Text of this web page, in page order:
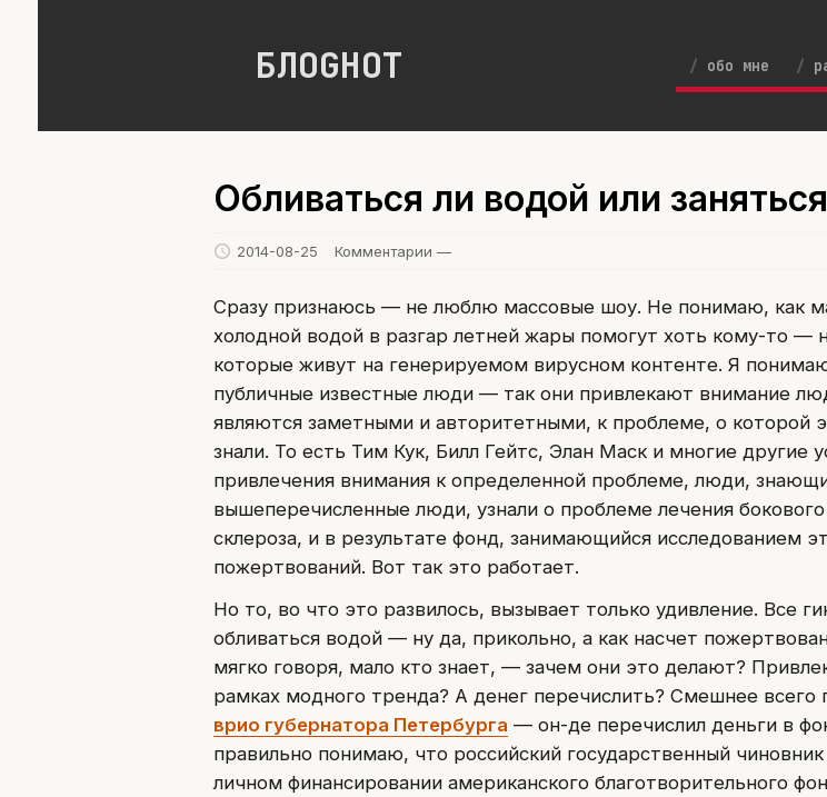
БЛОGНОТ обо мне
Обливаться ли водой или
2014-08-25 Комментарии —
Сразу признаюсь — не люблю массовые шоу. Не понимаю, как
холодной водой в разгар летней жары помогут хоть кому-то —
которые живут на генерируемом вирусном контенте. Я
публичные известные люди — так они привлекают внимание
являются заметными и авторитетными, к проблеме, о которой
знали. То есть Тим Кук, Билл Гейтс, Элан Маск и многие другие
привлечения внимания к определенной проблеме, люди,
вышеперечисленные люди, узнали о проблеме лечения
склероза, и в результате фонд, занимающийся исследованием
пожертвований. Вот так это работает.
Но то, во что это развилось, вызывает только удивление. Все
обливаться водой — ну да, прикольно, а как насчет
мягко говоря, мало кто знает, — зачем они это делают?
рамках модного тренда? А денег перечислить? Смешнее всего
врио губернатора Петербурга — он-де перечислил деньги в
правильно понимаю, что российский государственный
личном финансировании американского благотворительного